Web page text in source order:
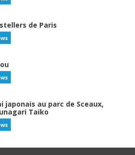
de Paris
japonais au parc de Sceaux,
Taiko